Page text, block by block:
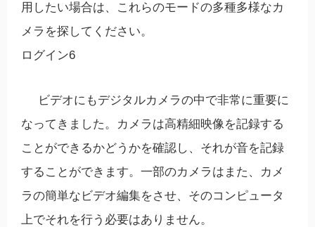
用したい場合は、これらのモードの多種多様なカ
メラを探してください。
ログイン6
ビデオにもデジタルカメラの中で非常に重要に
なってきました。カメラは高精細映像を記録する
ことができるかどうかを確認し、それが音を記録
することができます。一部のカメラはまた、カメ
ラの簡単なビデオ編集をさせ、そのコンピュータ
上でそれを行う必要はありません。